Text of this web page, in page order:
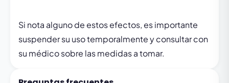
Si nota alguno de estos efectos, es importante
suspender su uso temporalmente y consultar con
su médico sobre las medidas a tomar.